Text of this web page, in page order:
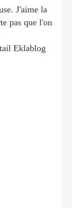
J'aime la
pas que l'on
Eklablog